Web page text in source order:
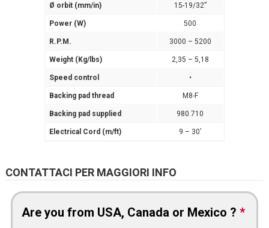
Ø orbit (mm/in) 15-19/32”
Power (W) 500
R.P.M. 3000 – 5200
Weight (Kg/lbs) 2,35 – 5,18
Speed control •
Backing pad thread M8-F
Backing pad supplied 980.710
Electrical Cord (m/ft) 9 – 30’
CONTATTACI PER MAGGIORI INFO
Are you from USA, Canada or Mexico ? *